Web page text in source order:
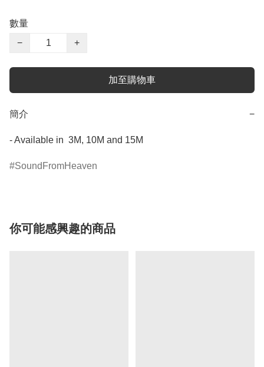
數量
−
+
加至購物車
簡介 −
- Available in  3M, 10M and 15M
SoundFromHeaven
你可能感興趣的商品